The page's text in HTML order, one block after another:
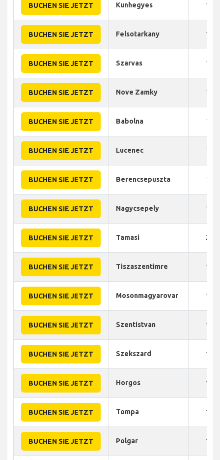
BUCHEN SIE JETZT Kunhegyes 120
BUCHEN SIE JETZT Felsotarkany 150
BUCHEN SIE JETZT Szarvas 120
BUCHEN SIE JETZT Nove Zamky 140
BUCHEN SIE JETZT Babolna 120
BUCHEN SIE JETZT Lucenec 140
BUCHEN SIE JETZT Berencsepuszta 110
BUCHEN SIE JETZT Nagycsepely 100
BUCHEN SIE JETZT Tamasi 210
BUCHEN SIE JETZT Tiszaszentimre 110
BUCHEN SIE JETZT Mosonmagyarovar 120
BUCHEN SIE JETZT Szentistvan 150
BUCHEN SIE JETZT Szekszard 100
BUCHEN SIE JETZT Horgos 100
BUCHEN SIE JETZT Tompa 140
BUCHEN SIE JETZT Polgar 110